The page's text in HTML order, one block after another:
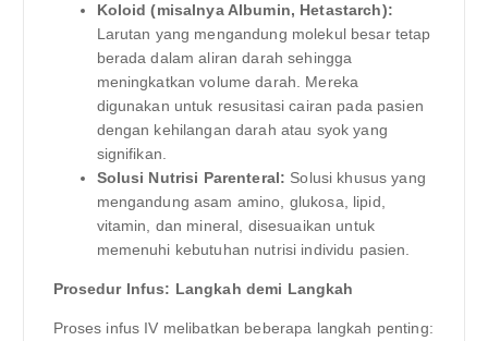
Koloid (misalnya Albumin, Hetastarch):
Larutan yang mengandung molekul besar tetap
berada dalam aliran darah sehingga
meningkatkan volume darah. Mereka
digunakan untuk resusitasi cairan pada pasien
dengan kehilangan darah atau syok yang
signifikan.
Solusi Nutrisi Parenteral: Solusi khusus yang
mengandung asam amino, glukosa, lipid,
vitamin, dan mineral, disesuaikan untuk
memenuhi kebutuhan nutrisi individu pasien.
Prosedur Infus: Langkah demi Langkah
Proses infus IV melibatkan beberapa langkah penting: